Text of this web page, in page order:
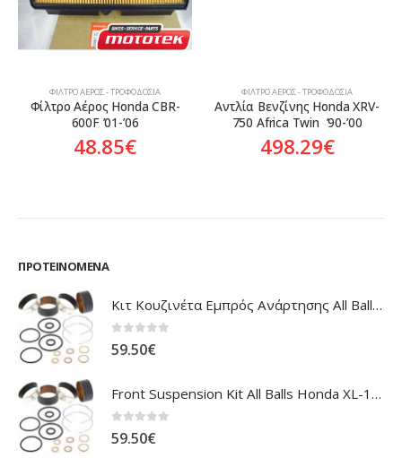
ΦΊΛΤΡΟ ΑΈΡΟΣ - ΤΡΟΦΟΔΟΣΊΑ
Φίλτρο Αέρος Honda CBR-
600F ’01-’06
48.85€
ΦΊΛΤΡΟ ΑΈΡΟΣ - ΤΡΟΦΟΔΟΣΊΑ
Αντλία Βενζίνης Honda XRV-
750 Africa Twin  ’90-’00
498.29€
ΠΡΟΤΕΙΝΌΜΕΝΑ
Κιτ Κουζινέτα Εμπρός Ανάρτησης All Balls Honda CBR-1100XX Blackbird
59.50€
Front Suspension Kit All Balls Honda XL-1000V Varadero
59.50€